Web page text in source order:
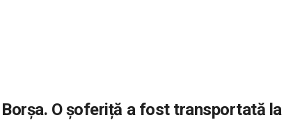
O șoferiță a fost transportată la